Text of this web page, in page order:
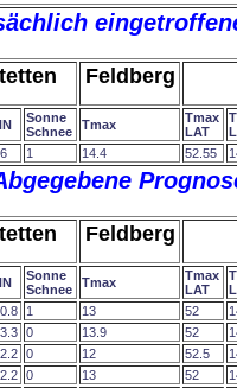
Feldberg
Sonne
Schnee
Tmax
Tmax
LAT
1 14.4 52.55
Feldberg
Sonne
Schnee
Tmax
Tmax
LAT
1 13 52
0 13.9 52
0 12 52.5
0 13 52